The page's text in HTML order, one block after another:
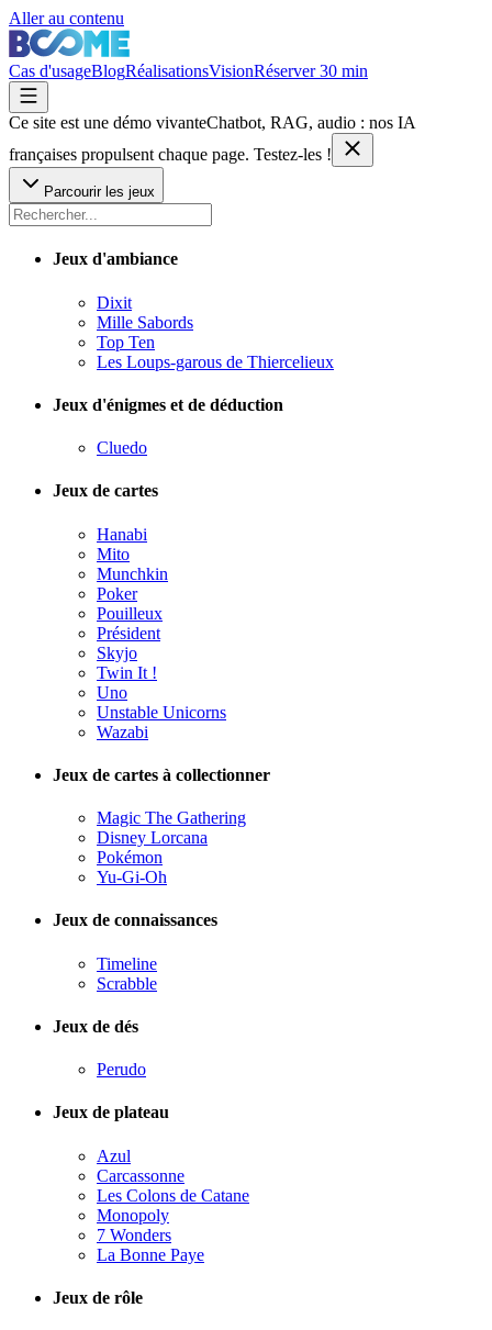
Aller au contenu
Cas d'usageBlogRéalisationsVisionRéserver 30 min
Ce site est une démo vivanteChatbot, RAG, audio : nos IA
françaises propulsent chaque page. Testez-les !
Parcourir les jeux
Jeux d'ambiance
Dixit
Mille Sabords
Top Ten
Les Loups-garous de Thiercelieux
Jeux d'énigmes et de déduction
Cluedo
Jeux de cartes
Hanabi
Mito
Munchkin
Poker
Pouilleux
Président
Skyjo
Twin It !
Uno
Unstable Unicorns
Wazabi
Jeux de cartes à collectionner
Magic The Gathering
Disney Lorcana
Pokémon
Yu-Gi-Oh
Jeux de connaissances
Timeline
Scrabble
Jeux de dés
Perudo
Jeux de plateau
Azul
Carcassonne
Les Colons de Catane
Monopoly
7 Wonders
La Bonne Paye
Jeux de rôle